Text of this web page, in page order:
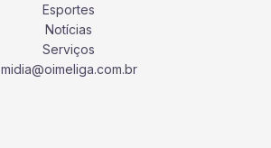
Esportes
Notícias
Serviços
midia@oimeliga.com.br